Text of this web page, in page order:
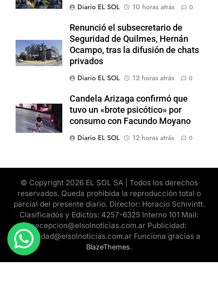
Diario EL SOL
10 horas atrás 0
Renunció el subsecretario de
Seguridad de Quilmes, Hernán
Ocampo, tras la difusión de chats
privados
Diario EL SOL
12 horas atrás 0
Candela Arizaga confirmó que
tuvo un «brote psicótico» por
consumo con Facundo Moyano
Diario EL SOL
12 horas atrás 0
© Copyright 2026 EL SOL SA | Todos los derechos
reservados. Queda prohibida la reproducción total o
parcial del presente diario. Director: Horacio Schivintt.
Clasificados y Edictos: 4257-6325 Interno 101 Mail:
recepcion@elsolnoticias.com.ar Publicidad:
publicidad@elsolnoticias.com.ar Funciona gracias a
BlazeThemes.